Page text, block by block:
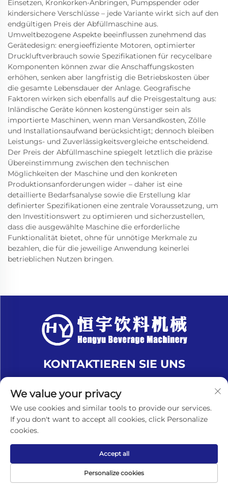
Einsetzen, Kronkorken-Anbringen, Pumpspender oder
kindersichere Verschlüsse – jede Variante wirkt sich auf den
endgültigen Preis der Abfüllmaschine aus.
Umweltbezogene Aspekte beeinflussen zunehmend das
Gerätedesign: energieeffiziente Motoren, optimierter
Druckluftverbrauch sowie Spezifikationen für recycelbare
Komponenten können zwar die Anschaffungskosten
erhöhen, senken aber langfristig die Betriebskosten über
die gesamte Lebensdauer der Anlage. Geografische
Faktoren wirken sich ebenfalls auf die Preisgestaltung aus:
Inländische Geräte können kostengünstiger sein als
importierte Maschinen, wenn man Versandkosten, Zölle
und Installationsaufwand berücksichtigt; dennoch bleiben
Leistungs- und Zuverlässigkeitsvergleiche entscheidend.
Der Preis der Abfüllmaschine spiegelt letztlich die präzise
Übereinstimmung zwischen den technischen
Möglichkeiten der Maschine und den konkreten
Produktionsanforderungen wider – daher ist eine
detaillierte Bedarfsanalyse sowie die Erstellung klar
definierter Spezifikationen eine zentrale Voraussetzung, um
den Investitionswert zu optimieren und sicherzustellen,
dass die ausgewählte Maschine die erforderliche
Funktionalität bietet, ohne für unnötige Merkmale zu
bezahlen, die für die jeweilige Anwendung keinerlei
betrieblichen Nutzen bringen.
KONTAKTIEREN SIE UNS
Stadt Leyu, Stadt Zhangjiagang, Provinz Jiangsu,
China
Tel.:+8618151580069
E-Mail:
Urheberrechte © Zhangjiagang Hengyu Beverage
Machinery Co., Ltd. Alle Rechte vorbehalten. -
We value your privacy
We use cookies and similar tools to provide our services.
If you don't want to accept all cookies, click Personalize
cookies.
Personalize cookies
Accept all